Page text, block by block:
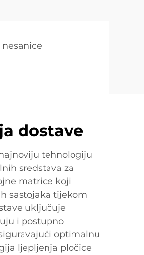
dostave
tehnologiju
sredstava za
matrice koji
sastojaka tijekom
uključuje
i postupno
optimalnu
ljepljenja pločice